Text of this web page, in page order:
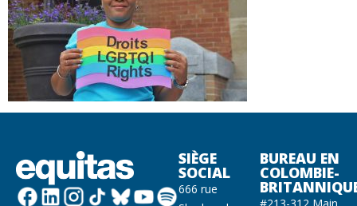
SIÈGE
SOCIAL
666 rue
BUREAU EN
COLOMBIE-